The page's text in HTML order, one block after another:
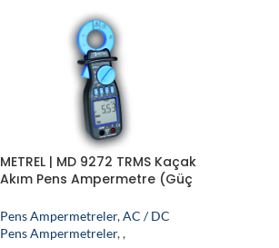
METREL | MD 9272 TRMS Kaçak
Akım Pens Ampermetre (Güç
Pens Ampermetreler,AC / DC
Pens Ampermetreler,,